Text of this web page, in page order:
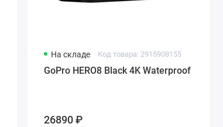
На складе Код товара: 2915908155
GoPro HERO8 Black 4K Waterproof
26890 ₽